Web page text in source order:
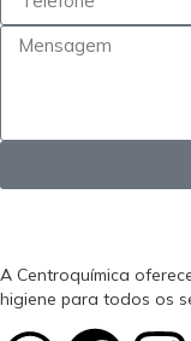
A Centroquímica
higiene para todos os